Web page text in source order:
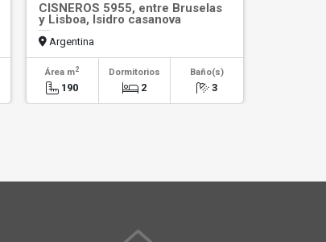
CISNEROS 5955, entre Bruselas
y Lisboa, Isidro casanova
Argentina
Área m2
190
Dormitorios
2
Baño(s)
3